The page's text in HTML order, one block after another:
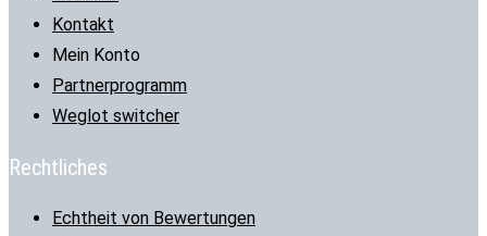
Kontakt
Mein Konto
Partnerprogramm
Weglot switcher
Rechtliches
Echtheit von Bewertungen